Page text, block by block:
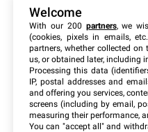
Welcome
With our 200 partners, we
(cookies, pixels in emails,
partners, whether collected
us, or obtained later, including
Processing this data
IP, postal addresses and
and offering you services,
screens (including by email,
measuring their performance,
You can "accept all" and